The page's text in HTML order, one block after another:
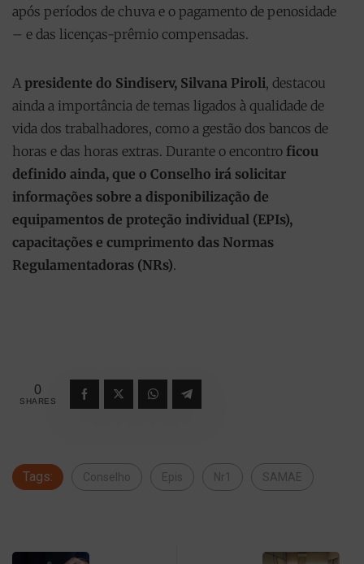
após períodos de chuva e o pagamento de penosidade
– e das licenças-prêmio compensadas.
A presidente do Sindiserv, Silvana Piroli, destacou
ainda a importância de temas ligados à qualidade de
vida dos trabalhadores, como a gestão dos bancos de
horas e das horas extras. Durante o encontro ficou
definido ainda, que o Conselho irá solicitar
informações sobre a disponibilização de
equipamentos de proteção individual (EPIs),
capacitações e cumprimento das Normas
Regulamentadoras (NRs).
0
SHARES
Tags: Conselho Epis Nr1 SAMAE